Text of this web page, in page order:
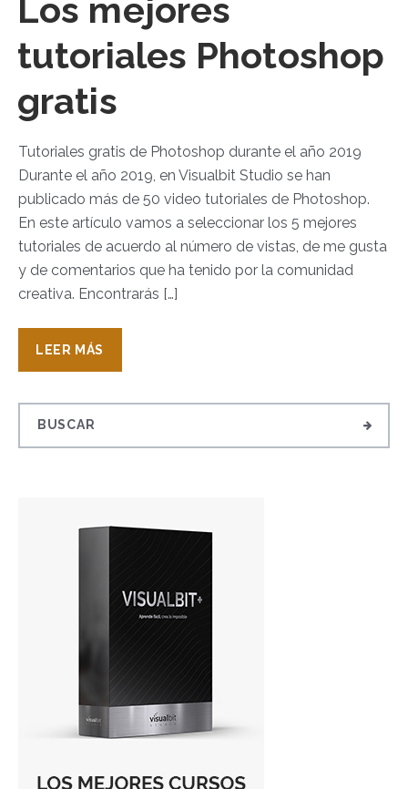
Los mejores
tutoriales Photoshop
gratis
Tutoriales gratis de Photoshop durante el año 2019
Durante el año 2019, en Visualbit Studio se han
publicado más de 50 video tutoriales de Photoshop.
En este artículo vamos a seleccionar los 5 mejores
tutoriales de acuerdo al número de vistas, de me gusta
y de comentarios que ha tenido por la comunidad
creativa. Encontrarás […]
LEER MÁS